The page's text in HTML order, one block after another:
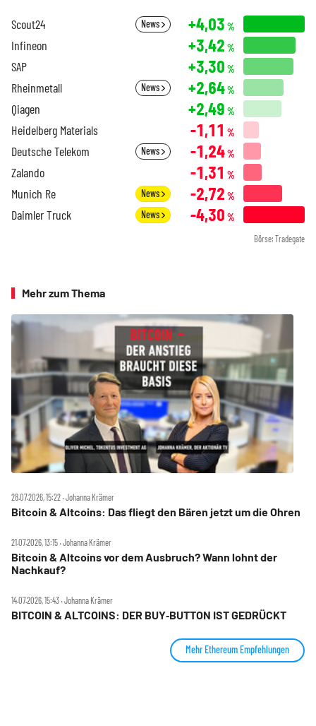
Scout24 News +4,03 %
Infineon +3,42 %
SAP +3,30 %
Rheinmetall News +2,64%
Qiagen +2,49 %
Heidelberg Materials -1,11 %
Deutsche Telekom News -1,24%
Zalando -1,31 %
Munich Re News -2,72 %
Daimler Truck News -4,30 %
Börse: Tradegate
Mehr zum Thema
28.07.2026, 15:22 ‧ Johanna Krämer
Bitcoin & Altcoins: Das fliegt den Bären jetzt um die Ohren
21.07.2026, 13:15 ‧ Johanna Krämer
Bitcoin & Altcoins vor dem Ausbruch? Wann lohnt der
Nachkauf?
14.07.2026, 15:43 ‧ Johanna Krämer
BITCOIN & ALTCOINS: DER BUY‑BUTTON IST GEDRÜCKT
Mehr Ethereum Empfehlungen